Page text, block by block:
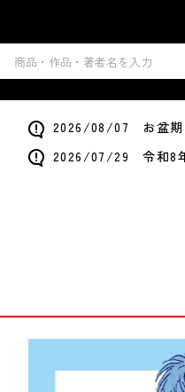
2026/08/07 お盆期
2026/07/29 令和8年